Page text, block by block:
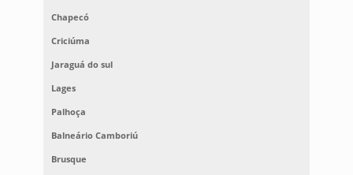
Chapecó
Criciúma
Jaraguá do sul
Lages
Palhoça
Balneário Camboriú
Brusque